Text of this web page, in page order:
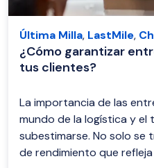
Última Milla, LastMile,
¿Cómo garantizar
tus clientes?
La importancia de las
mundo de la logística y
subestimarse. No solo se
de rendimiento que refleja